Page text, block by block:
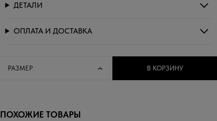
ДЕТАЛИ
ОПЛАТА И ДОСТАВКА
РАЗМЕР В КОРЗИНУ
ПОХОЖИЕ ТОВАРЫ